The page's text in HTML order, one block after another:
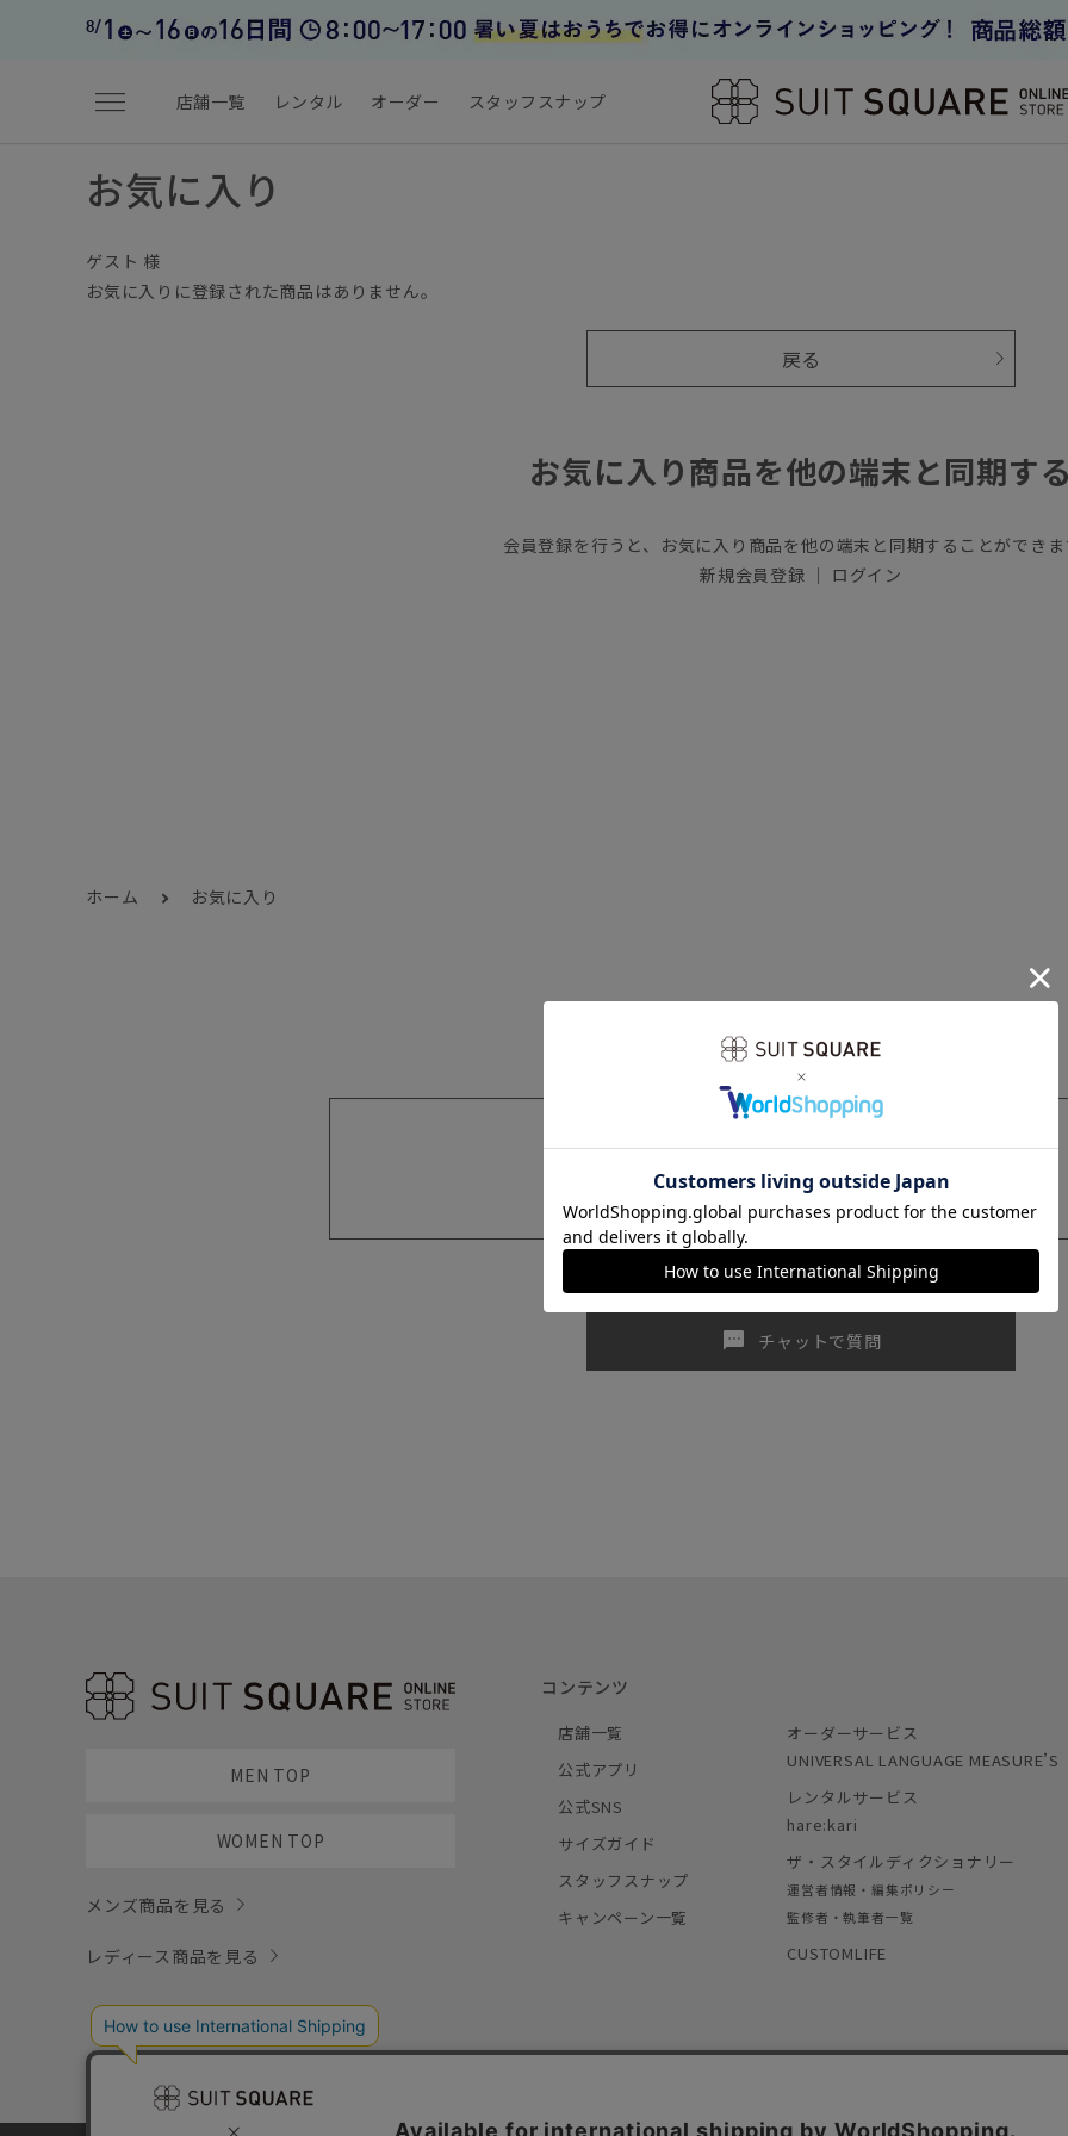
menu 店舗一覧 レンタル オーダー スタッフスナップ
お気に入り
ゲスト 様
お気に入りに登録された商品はありません。
戻る
お気に入り商品を他の端末と同期す
会員登録を行うと、お気に入り商品を他の端末と同期することができ
新規会員登録 ｜ ログイン
ホーム お気に入り
sms チャットで質問
MEN TOP
WOMEN TOP
メンズ商品を見る
レディース商品を見る
コンテンツ
店舗一覧
公式アプリ
公式SNS
サイズガイド
スタッフスナップ
キャンペーン一覧
オーダーサービス
UNIVERSAL LANGUAGE MEASURE’S
レンタルサービス
hare:kari
ザ・スタイルディクショナリー
運営者情報・編集ポリシー
監修者・執筆者一覧
CUSTOMLIFE